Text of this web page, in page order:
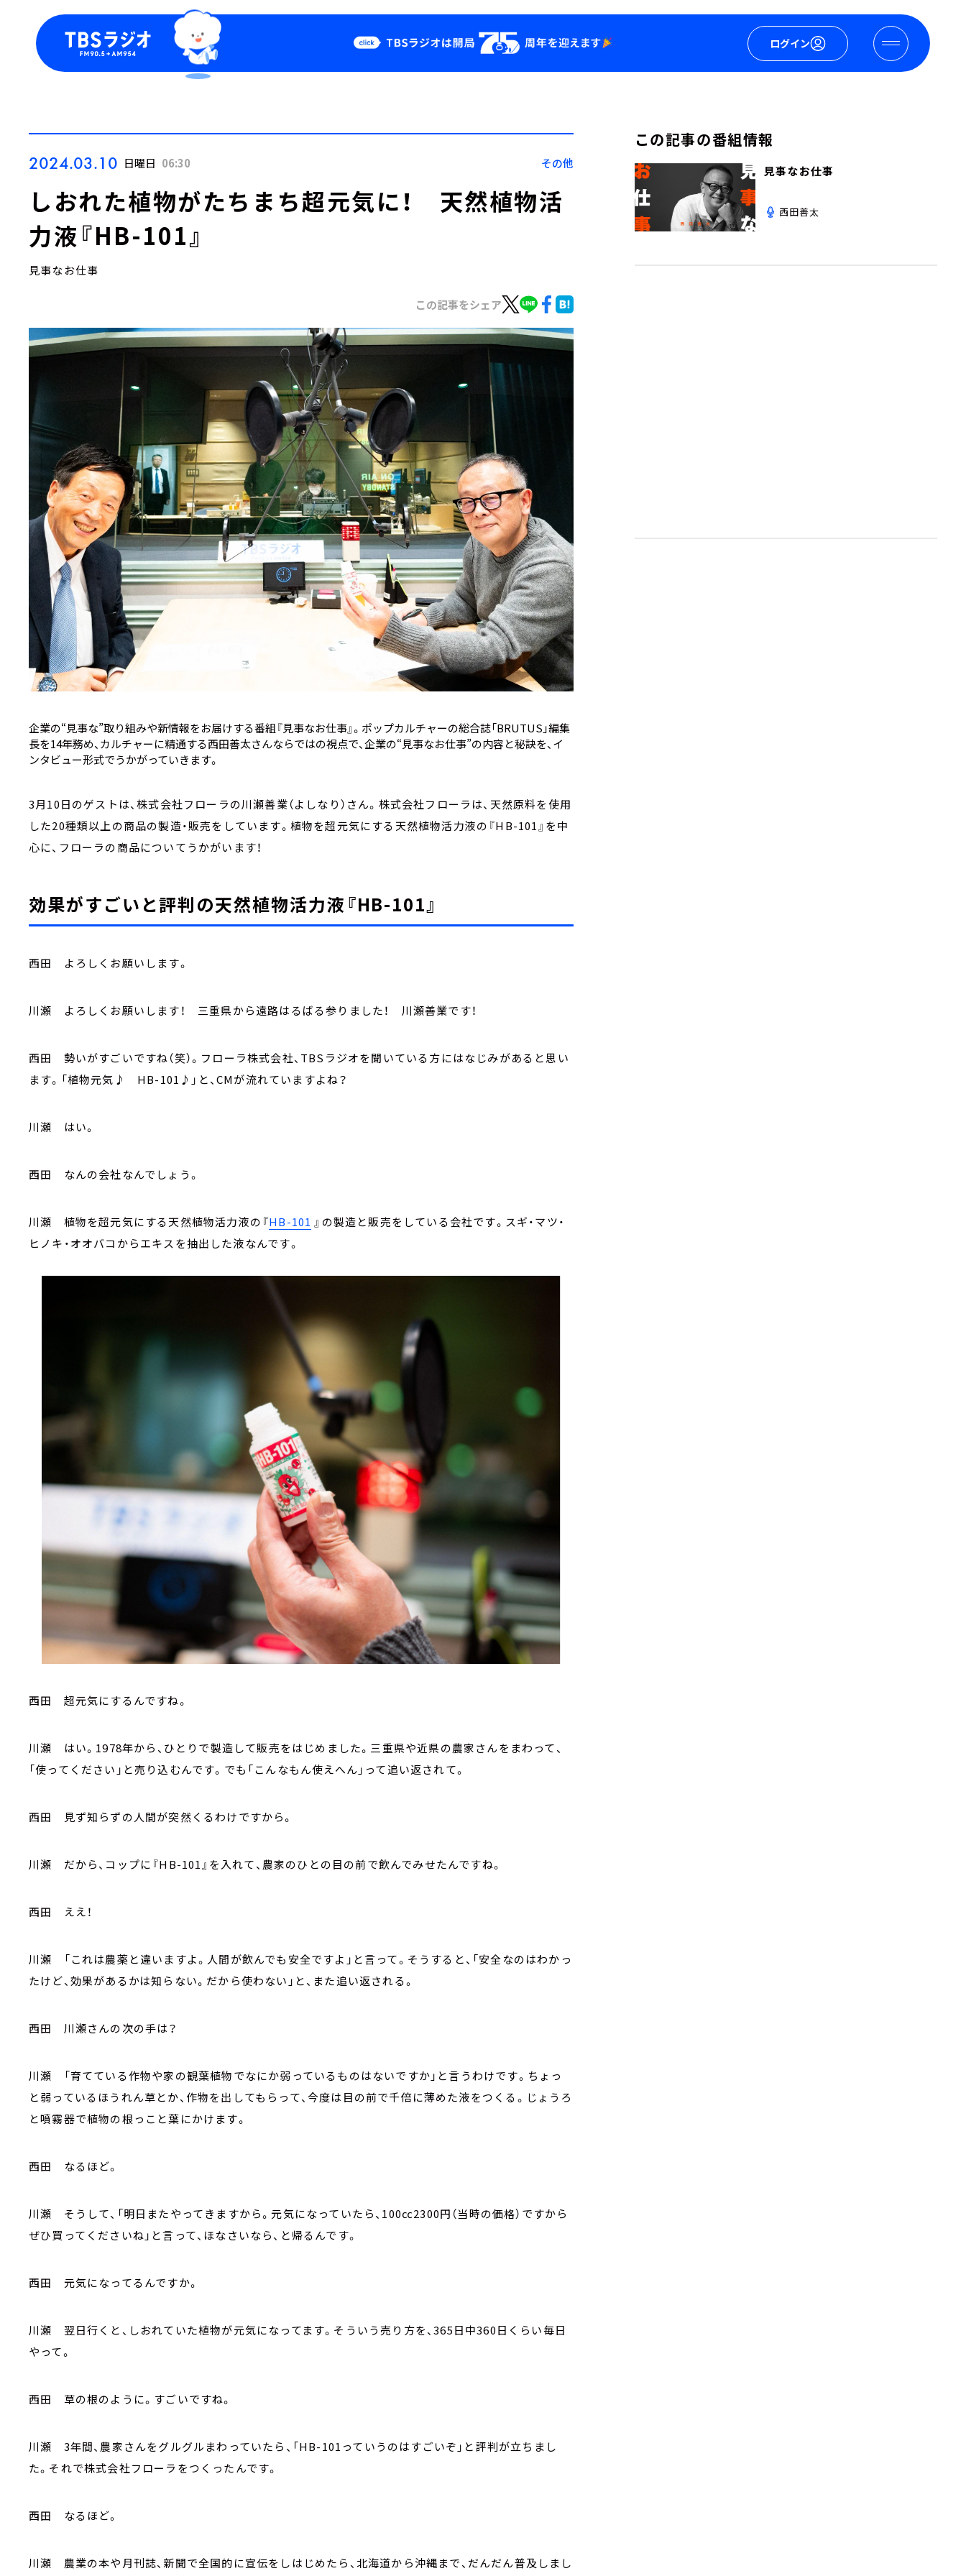
ログイン
Podcast
YouTube
2024.03.10 日曜日 06:30 その他
しおれた植物がたちまち超元気に！ 天然植物活
力液『HB-101』
見事なお仕事
この記事をシェア
企業の“見事な”取り組みや新情報をお届けする番組『見事なお仕事』。ポップカルチャーの総合誌「BRUTUS」編集
長を14年務め、カルチャーに精通する西田善太さんならではの視点で、企業の“見事なお仕事”の内容と秘訣を、イ
ンタビュー形式でうかがっていきます。
3月10日のゲストは、株式会社フローラの川瀬善業（よしなり）さん。株式会社フローラは、天然原料を使用
した20種類以上の商品の製造・販売をしています。植物を超元気にする天然植物活力液の『HB-101』を中
心に、フローラの商品についてうかがいます！
効果がすごいと評判の天然植物活力液『HB-101』
西田 よろしくお願いします。
川瀬 よろしくお願いします！ 三重県から遠路はるばる参りました！ 川瀬善業です！
西田 勢いがすごいですね（笑）。フローラ株式会社、TBSラジオを聞いている方にはなじみがあると思い
ます。「植物元気♪ HB-101♪」と、CMが流れていますよね？
川瀬 はい。
西田 なんの会社なんでしょう。
川瀬 植物を超元気にする天然植物活力液の『HB-101 』の製造と販売をしている会社です。スギ・マツ・
ヒノキ・オオバコからエキスを抽出した液なんです。
西田 超元気にするんですね。
川瀬 はい。1978年から、ひとりで製造して販売をはじめました。三重県や近県の農家さんをまわって、
「使ってください」と売り込むんです。でも「こんなもん使えへん」って追い返されて。
西田 見ず知らずの人間が突然くるわけですから。
川瀬 だから、コップに『HB-101』を入れて、農家のひとの目の前で飲んでみせたんですね。
西田 ええ！
川瀬 「これは農薬と違いますよ。人間が飲んでも安全ですよ」と言って。そうすると、「安全なのはわかっ
たけど、効果があるかは知らない。だから使わない」と、また追い返される。
西田 川瀬さんの次の手は？
川瀬 「育てている作物や家の観葉植物でなにか弱っているものはないですか」と言うわけです。ちょっ
と弱っているほうれん草とか、作物を出してもらって、今度は目の前で千倍に薄めた液をつくる。じょうろ
と噴霧器で植物の根っこと葉にかけます。
西田 なるほど。
川瀬 そうして、「明日またやってきますから。元気になっていたら、100㏄2300円（当時の価格）ですから
ぜひ買ってくださいね」と言って、ほなさいなら、と帰るんです。
西田 元気になってるんですか。
川瀬 翌日行くと、しおれていた植物が元気になってます。そういう売り方を、365日中360日くらい毎日
やって。
西田 草の根のように。すごいですね。
川瀬 3年間、農家さんをグルグルまわっていたら、「HB-101っていうのはすごいぞ」と評判が立ちまし
た。それで株式会社フローラをつくったんです。
西田 なるほど。
川瀬 農業の本や月刊誌、新聞で全国的に宣伝をしはじめたら、北海道から沖縄まで、だんだん普及しまし
この記事の番組情報
見事なお仕事
西田善太